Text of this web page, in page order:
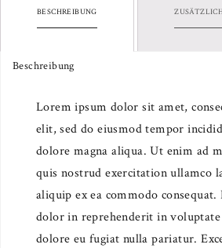
BESCHREIBUNG
Beschreibung
Lorem ipsum dolor sit amet,
elit, sed do eiusmod tempor
dolore magna aliqua. Ut enim ad
quis nostrud exercitation ullamco
aliquip ex ea commodo
dolor in reprehenderit in
dolore eu fugiat nulla pariatur.